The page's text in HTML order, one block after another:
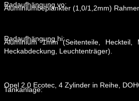
Radaufhängung vo:
Radaufhängung hi:
Tankanlage:
Aluminiumbeplankter (1,0/1,2mm)
Aluminium 1mm (Seitenteile, Heckteil,
Heckabdeckung, Leuchtenträger).
Opel 2,0 Ecotec, 4 Zylinder in Reihe,